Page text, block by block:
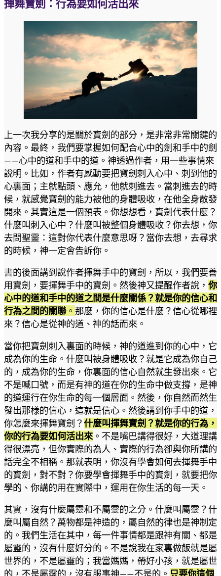
揮舞寶劍：行為要如何活出來
上一次我分享的是關於寶劍的部分，是非常非常關鍵的
內容。最終，我們要掌握如何配合心中的劍和手中的劍
——心中的道和手中的道。神透過作者，用一些事情來
說明。比如，作者有感動要把寶劍刺入心中、刺到他的
心裏面；主就點頭、應允，他就刺進去。當刺進去的時
候，就感覺寶劍的能力被他的身體吸收，在他全身散發
開來。其實這是一個預表。你想想看，寶劍代表什麼？
什麼叫刺入心中？什麼叫被整個身體吸收？你去想，你
去問聖靈：這對你代表什麼意思呀？當你去想，去尋求
的時候，神一定會告訴你。
書的後面講到說作者揮舞手中的寶劍，所以，我們要善
用寶劍，要揮舞手中的寶劍。然後神又提醒作者說， 你
心中的道和手中的道之間是什麼關係？就是你的信心和
行為之間的關聯。 那麼，你的信心是什麼？信心從哪裡
來？信心是從神的道、神的話而來。
當你把寶劍刺入裏面的時候，神的道進到你的心中，它
成為你的生命。什麼叫被身體吸收？就是它成為你自己
的，成為你的生命，你裏面的信心自然就生發出來。它
不是喊口號，而是有神的道在你的生命中做支撐，是神
的道運行在你生命的每一個層面。然後，你自然而然生
發出那樣的信心，這就是信心。然後講到你手中的道，
你怎麼來揮舞寶劍？什麼叫揮舞寶劍？就是你的行為，
你的行為要如何活出來 。不是嘴巴講得很好，大道理講
得很漂亮，但你實際的為人、實際的行為卻與你所講的
話完全不相稱。那就表明，你沒有學會如何去揮舞手中
的寶劍，對不對？你要學會揮舞手中的寶劍，就要把你
學的、你講的用在實際中，運用在你生活的每一天。
其實，沒有什麼屬靈和不屬靈的之分。什麼叫屬靈？什
麼叫屬自然？萬物都是神造的，屬自然的律也是神制定
的。我們生活在其中，每一件事情都是跟神有關、都是
屬靈的，沒有什麼好分的。不是說我在家裏做飯就是屬
世界的，不是屬靈的；我當媽媽，帶好小孩，就是屬世
的，不是屬靈的，沒有服事神——不是的。 只要你這個